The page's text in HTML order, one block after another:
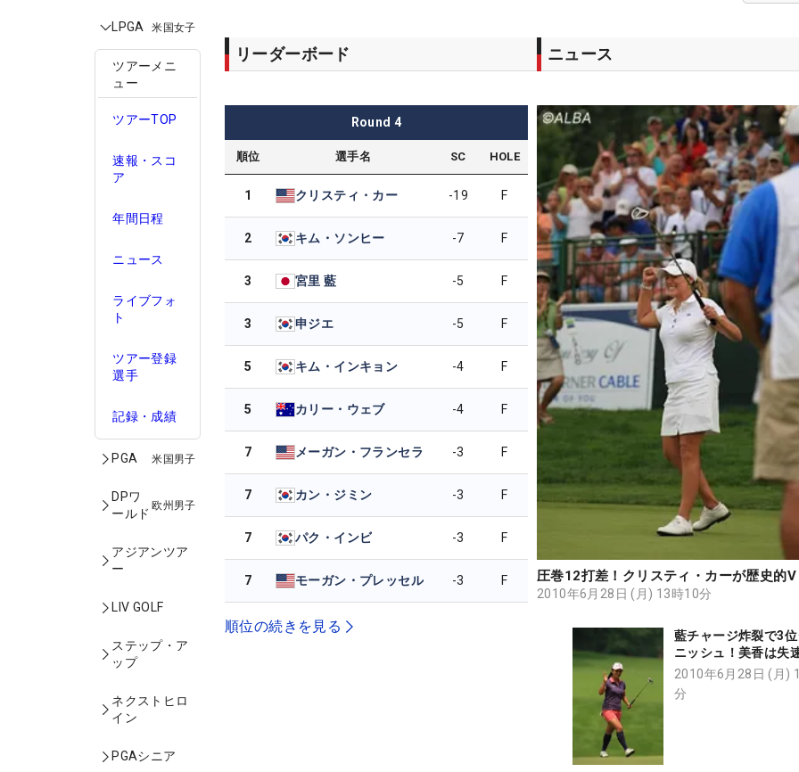
LPGA 米国女子
ツアーメニ
ュー
ツアーTOP
速報・スコ
ア
年間日程
ニュース
ライブフォ
ト
ツアー登録
選手
記録・成績
PGA 米国男子
DPワ
ールド
欧州男子
アジアンツア
ー
LIV GOLF
ステップ・ア
ップ
ネクストヒロ
イン
PGAシニア
リーダーボード
Round 4
順位 選手名 SC HOLE
1 クリスティ・カー -19 F
2 キム・ソンヒー -7 F
3 宮里 藍 -5 F
3 申ジエ -5 F
5 キム・インキョン -4 F
5 カリー・ウェブ -4 F
7 メーガン・フランセラ -3 F
7 カン・ジミン -3 F
7 パク・インビ -3 F
7 モーガン・プレッセル -3 F
順位の続きを見る
ニュース
圧巻12打差！クリスティ・カーが歴史的V
2010年6月28日 (月) 13時10分
藍チャージ炸裂で3
ニッシュ！美香は失
2010年6月28日 (月)
分